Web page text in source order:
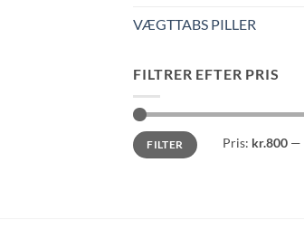
VÆGTTABS PILLER
FILTRER EFTER PRIS
Mindste
pris
Højeste
prisFILTER Pris: kr.800 —